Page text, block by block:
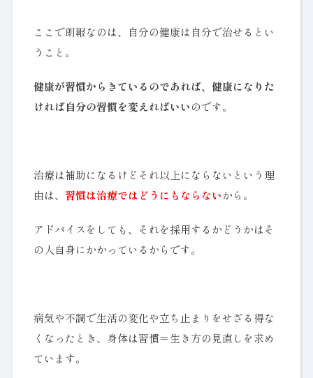
ここで朗報なのは、自分の健康は自分で治せるとい
うこと。
健康が習慣からきているのであれば、健康になりた
ければ自分の習慣を変えればいい のです。
治療は補助になるけどそれ以上にならないという理
由は、 習慣は治療ではどうにもならない から。
アドバイスをしても、それを採用するかどうかはそ
の人自身にかかっているからです。
病気や不調で生活の変化や立ち止まりをせざる得な
くなったとき、身体は習慣＝生き方の見直しを求め
ています。